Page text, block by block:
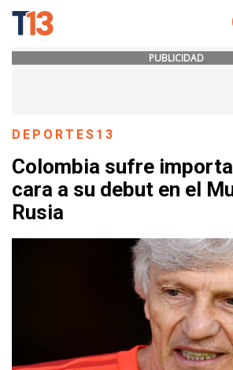
PUBLICIDAD
DEPORTES13
Colombia sufre
cara a su debut en el
Rusia